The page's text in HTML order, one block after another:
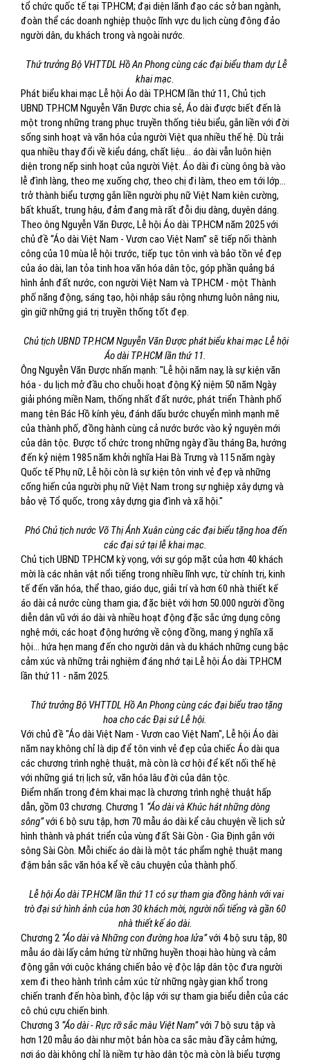
tổ chức quốc tế tại TP.HCM; đại diện lãnh đạo các sở ban ngành,
đoàn thể các doanh nghiệp thuộc lĩnh vực du lịch cùng đông đảo
người dân, du khách trong và ngoài nước.
Thứ trưởng Bộ VHTTDL Hồ An Phong cùng các đại biểu tham dự Lễ
khai mạc.
Phát biểu khai mạc Lễ hội Áo dài TP.HCM lần thứ 11, Chủ tịch
UBND TP.HCM Nguyễn Văn Được chia sẻ, Áo dài được biết đến là
một trong những trang phục truyền thống tiêu biểu, gắn liền với đời
sống sinh hoạt và văn hóa của người Việt qua nhiều thế hệ. Dù trải
qua nhiều thay đổi về kiểu dáng, chất liệu... áo dài vẫn luôn hiện
diện trong nếp sinh hoạt của người Việt. Áo dài đi cùng ông bà vào
lễ đình làng, theo mẹ xuống chợ, theo chị đi làm, theo em tới lớp…
trở thành biểu tượng gắn liền người phụ nữ Việt Nam kiên cường,
bất khuất, trung hậu, đảm đang mà rất đỗi dịu dàng, duyên dáng.
Theo ông Nguyễn Văn Được, Lễ hội Áo dài TP.HCM năm 2025 với
chủ đề “Áo dài Việt Nam - Vươn cao Việt Nam” sẽ tiếp nối thành
công của 10 mùa lễ hội trước, tiếp tục tôn vinh và bảo tồn vẻ đẹp
của áo dài, lan tỏa tinh hoa văn hóa dân tộc, góp phần quảng bá
hình ảnh đất nước, con người Việt Nam và TP.HCM - một Thành
phố năng động, sáng tạo, hội nhập sâu rộng nhưng luôn nâng niu,
gìn giữ những giá trị truyền thống tốt đẹp.
Chủ tịch UBND TP.HCM Nguyễn Văn Được phát biểu khai mạc Lễ hội
Áo dài TP.HCM lần thứ 11.
Ông Nguyễn Văn Được nhấn mạnh: "Lễ hội năm nay, là sự kiện văn
hóa - du lịch mở đầu cho chuỗi hoạt động Kỷ niệm 50 năm Ngày
giải phóng miền Nam, thống nhất đất nước, phát triển Thành phố
mang tên Bác Hồ kính yêu, đánh dấu bước chuyển mình mạnh mẽ
của thành phố, đồng hành cùng cả nước bước vào kỷ nguyên mới
của dân tộc. Được tổ chức trong những ngày đầu tháng Ba, hướng
đến kỷ niệm 1985 năm khởi nghĩa Hai Bà Trưng và 115 năm ngày
Quốc tế Phụ nữ, Lễ hội còn là sự kiện tôn vinh vẻ đẹp và những
cống hiến của người phụ nữ Việt Nam trong sự nghiệp xây dựng và
bảo vệ Tổ quốc, trong xây dựng gia đình và xã hội."
Phó Chủ tịch nước Võ Thị Ánh Xuân cùng các đại biểu tặng hoa đến
các đại sứ tại lễ khai mạc.
Chủ tịch UBND TP.HCM kỳ vọng, với sự góp mặt của hơn 40 khách
mời là các nhân vật nổi tiếng trong nhiều lĩnh vực, từ chính trị, kinh
tế đến văn hóa, thể thao, giáo dục, giải trí và hơn 60 nhà thiết kế
áo dài cả nước cùng tham gia; đặc biệt với hơn 50.000 người đồng
diễn dân vũ với áo dài và nhiều hoạt động đặc sắc ứng dụng công
nghệ mới, các hoạt động hướng về cộng đồng, mang ý nghĩa xã
hội… hứa hẹn mang đến cho người dân và du khách những cung bậc
cảm xúc và những trải nghiệm đáng nhớ tại Lễ hội Áo dài TP.HCM
lần thứ 11 - năm 2025.
Thứ trưởng Bộ VHTTDL Hồ An Phong cùng các đại biểu trao tặng
hoa cho các Đại sứ Lễ hội.
Với chủ đề "Áo dài Việt Nam - Vươn cao Việt Nam", Lễ hội Áo dài
năm nay không chỉ là dịp để tôn vinh vẻ đẹp của chiếc Áo dài qua
các chương trình nghệ thuật, mà còn là cơ hội để kết nối thế hệ
với những giá trị lịch sử, văn hóa lâu đời của dân tộc.
Điểm nhấn trong đêm khai mạc là chương trình nghệ thuật hấp
dẫn, gồm 03 chương. Chương 1 “Áo dài và Khúc hát những dòng
sông”với 6 bộ sưu tập, hơn 70 mẫu áo dài kể câu chuyện về lịch sử
hình thành và phát triển của vùng đất Sài Gòn - Gia Định gắn với
sông Sài Gòn. Mỗi chiếc áo dài là một tác phẩm nghệ thuật mang
đậm bản sắc văn hóa kể về câu chuyện của thành phố.
Lễ hội Áo dài TP.HCM lần thứ 11 có sự tham gia đồng hành với vai
trò đại sứ hình ảnh của hơn 30 khách mời, người nổi tiếng và gần 60
nhà thiết kế áo dài.
Chương 2 “Áo dài và Những con đường hoa lửa”với 4 bộ sưu tập, 80
mẫu áo dài lấy cảm hứng từ những huyền thoại hào hùng và cảm
động gắn với cuộc kháng chiến bảo vệ độc lập dân tộc đưa người
xem đi theo hành trình cảm xúc từ những ngày gian khổ trong
chiến tranh đến hòa bình, độc lập với sự tham gia biểu diễn của các
cô chú cựu chiến binh.
Chương 3 “Áo dài - Rực rỡ sắc màu Việt Nam”với 7 bộ sưu tập và
hơn 120 mẫu áo dài như một bản hòa ca sắc màu đầy cảm hứng,
nơi áo dài không chỉ là niềm tự hào dân tộc mà còn là biểu tượng